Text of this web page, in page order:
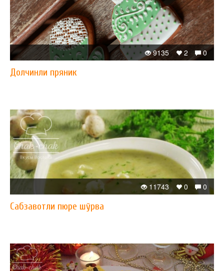
0
2
9135
Долчинли пряник
0
0
11743
Сабзавотли пюре шўрва